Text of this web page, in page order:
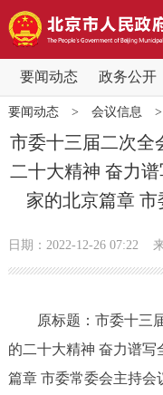
要闻动态 政务公开
要闻动态
党中央精神
北京要闻
政务公开
市领导
政策兑现
要闻动态> 会议信息
市委十三届二次全
二十大精神 奋力
家的北京篇章
日期：2022-12-26 07:22
原标题：市委十三届
的二十大精神 奋力谱
篇章 市委常委会主持会